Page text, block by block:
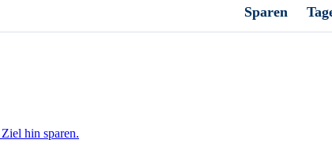
Sparen
hin sparen.